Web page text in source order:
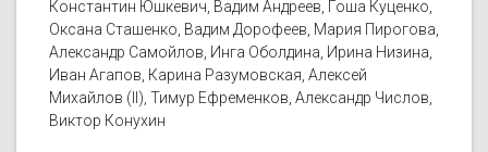
Константин Юшкевич, Вадим Андреев, Гоша Куценко,
Оксана Сташенко, Вадим Дорофеев, Мария Пирогова,
Александр Самойлов, Инга Оболдина, Ирина Низина,
Иван Агапов, Карина Разумовская, Алексей
Михайлов (II), Тимур Ефременков, Александр Числов,
Виктор Конухин